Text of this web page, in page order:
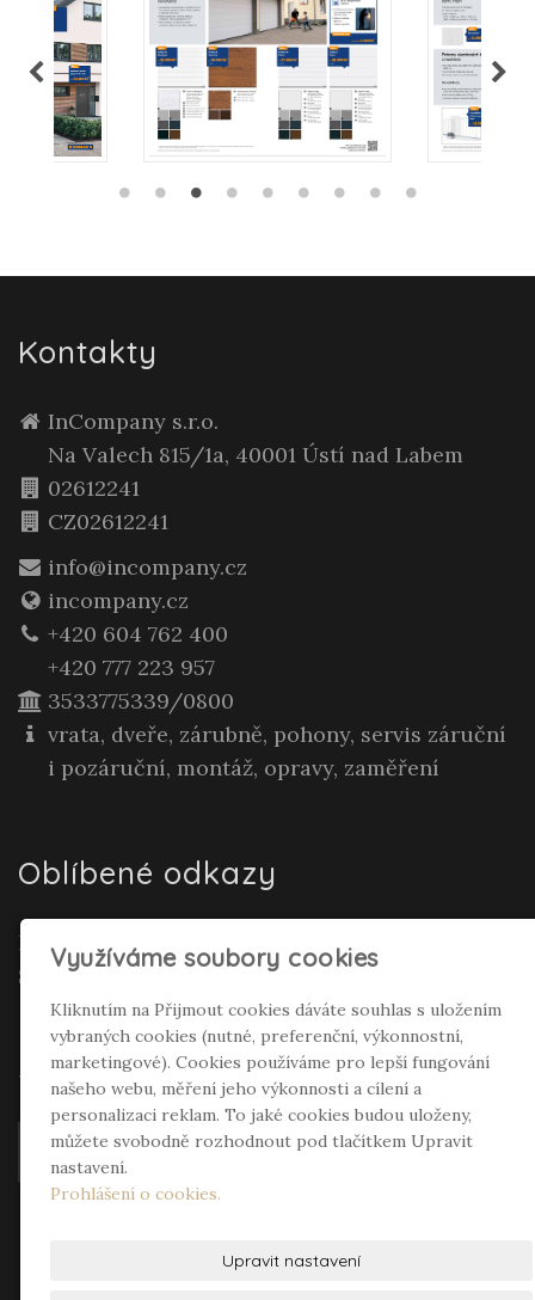
Kontakty
InCompany s.r.o.
Na Valech 815/1a, 40001 Ústí nad Labem
02612241
CZ02612241
info@incompany.cz
incompany.cz
+420 604 762 400
+420 777 223 957
3533775339/0800
vrata, dveře, zárubně, pohony, servis záruční
i pozáruční, montáž, opravy, zaměření
Oblíbené odkazy
Realitní makléř Gepard Renata Polívková
Seifertová
Sociální sítě
Využíváme soubory cookies
Kliknutím na Přijmout cookies dáváte souhlas s uložením
vybraných cookies (nutné, preferenční, výkonnostní,
marketingové). Cookies používáme pro lepší fungování
našeho webu, měření jeho výkonnosti a cílení a
personalizaci reklam. To jaké cookies budou uloženy,
můžete svobodně rozhodnout pod tlačítkem Upravit
nastavení.
Prohlášení o cookies.
Upravit nastavení